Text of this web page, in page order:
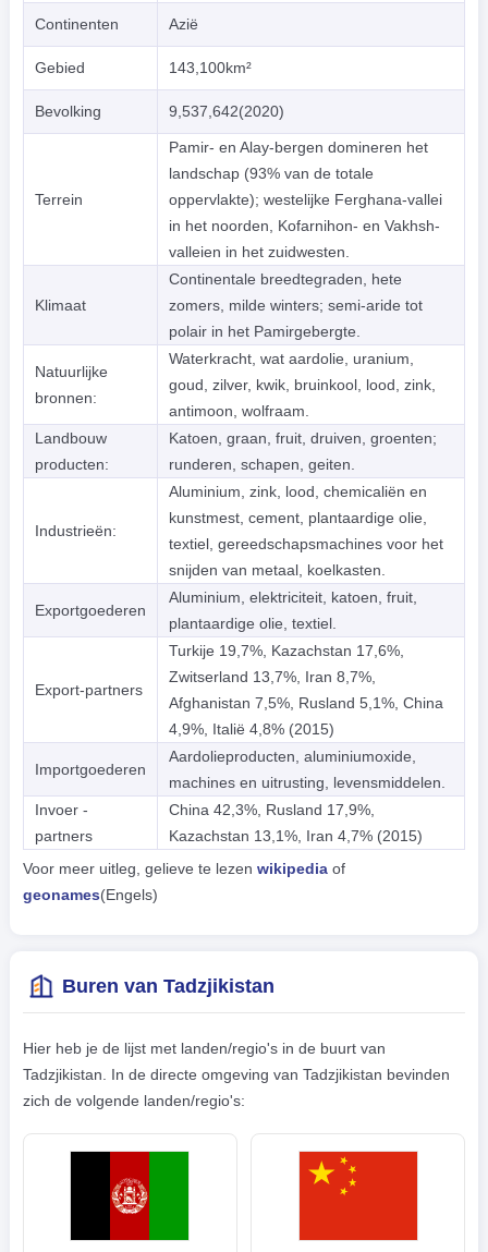
Continenten Azië
Gebied 143,100km²
Bevolking 9,537,642(2020)
Terrein
Pamir- en Alay-bergen domineren het
landschap (93% van de totale
oppervlakte); westelijke Ferghana-vallei
in het noorden, Kofarnihon- en Vakhsh-
valleien in het zuidwesten.
Klimaat
Continentale breedtegraden, hete
zomers, milde winters; semi-aride tot
polair in het Pamirgebergte.
Natuurlijke
bronnen:
Waterkracht, wat aardolie, uranium,
goud, zilver, kwik, bruinkool, lood, zink,
antimoon, wolfraam.
Landbouw
producten:
Katoen, graan, fruit, druiven, groenten;
runderen, schapen, geiten.
Industrieën:
Aluminium, zink, lood, chemicaliën en
kunstmest, cement, plantaardige olie,
textiel, gereedschapsmachines voor het
snijden van metaal, koelkasten.
Exportgoederen
Aluminium, elektriciteit, katoen, fruit,
plantaardige olie, textiel.
Export-partners
Turkije 19,7%, Kazachstan 17,6%,
Zwitserland 13,7%, Iran 8,7%,
Afghanistan 7,5%, Rusland 5,1%, China
4,9%, Italië 4,8% (2015)
Importgoederen
Aardolieproducten, aluminiumoxide,
machines en uitrusting, levensmiddelen.
Invoer -
partners
China 42,3%, Rusland 17,9%,
Kazachstan 13,1%, Iran 4,7% (2015)
Voor meer uitleg, gelieve te lezen wikipediaof
geonames(Engels)
Buren van Tadzjikistan
Hier heb je de lijst met landen/regio's in de buurt van
Tadzjikistan. In de directe omgeving van Tadzjikistan bevinden
zich de volgende landen/regio's: